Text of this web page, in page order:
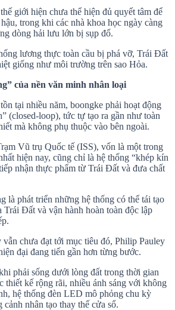
giới hiện chưa thể hiện đủ quyết tâm để
trong khi các nhà khoa học ngày càng
dòng hải lưu lớn bị sụp đổ.
lương thực toàn cầu bị phá vỡ, Trái Đất
giống như môi trường trên sao Hỏa.
của nền văn minh nhân loại
tại nhiều năm, boongke phải hoạt động
(closed-loop), tức tự tạo ra gần như toàn
mà không phụ thuộc vào bên ngoài.
Vũ trụ Quốc tế (ISS), vốn là một trong
hiện nay, cũng chỉ là hệ thống “khép kín
nhận thực phẩm từ Trái Đất và đưa chất
là phát triển những hệ thống có thể tái tạo
Trái Đất và vận hành hoàn toàn độc lập
chưa đạt tới mục tiêu đó, Philip Pauley
đại đang tiến gần hơn từng bước.
phải sống dưới lòng đất trong thời gian
thiết kế rộng rãi, nhiều ánh sáng với không
hệ thống đèn LED mô phỏng chu kỳ
nhân tạo thay thế cửa sổ.